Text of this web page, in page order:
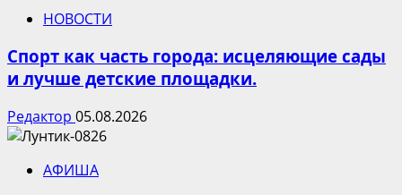
НОВОСТИ
Спорт как часть города: исцеляющие сады
и лучше детские площадки.
Редактор 05.08.2026
АФИША